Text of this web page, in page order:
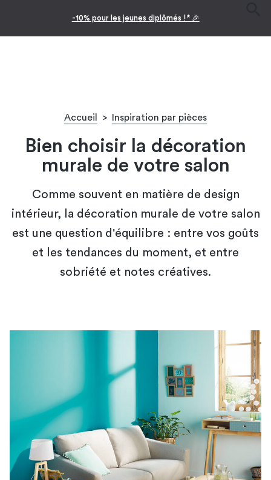
-10% pour les jeunes diplômés !* 🎉
Accueil > Inspiration par pièces
Bien choisir la décoration
murale de votre salon
Comme souvent en matière de design
intérieur, la décoration murale de votre salon
est une question d'équilibre : entre vos goûts
et les tendances du moment, et entre
sobriété et notes créatives.